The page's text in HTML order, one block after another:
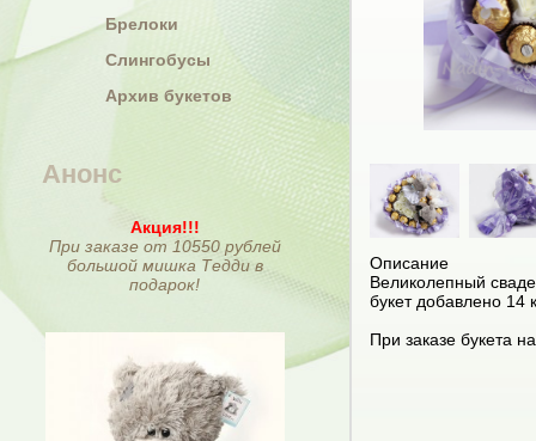
Брелоки
Слингобусы
Архив букетов
Анонс
Акция!!!
При заказе от 10550 рублей
большой мишка Тедди в
подарок!
Описание
Великолепный
букет добавлено 14
При заказе букета